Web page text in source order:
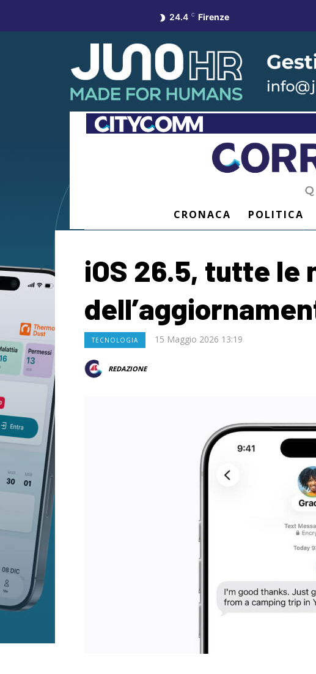
24.4 C Firenze
CRONACA POLITICA
iOS 26.5, tutte le
TECNOLOGIA 15 Maggio 2026 13:19
REDAZIONE